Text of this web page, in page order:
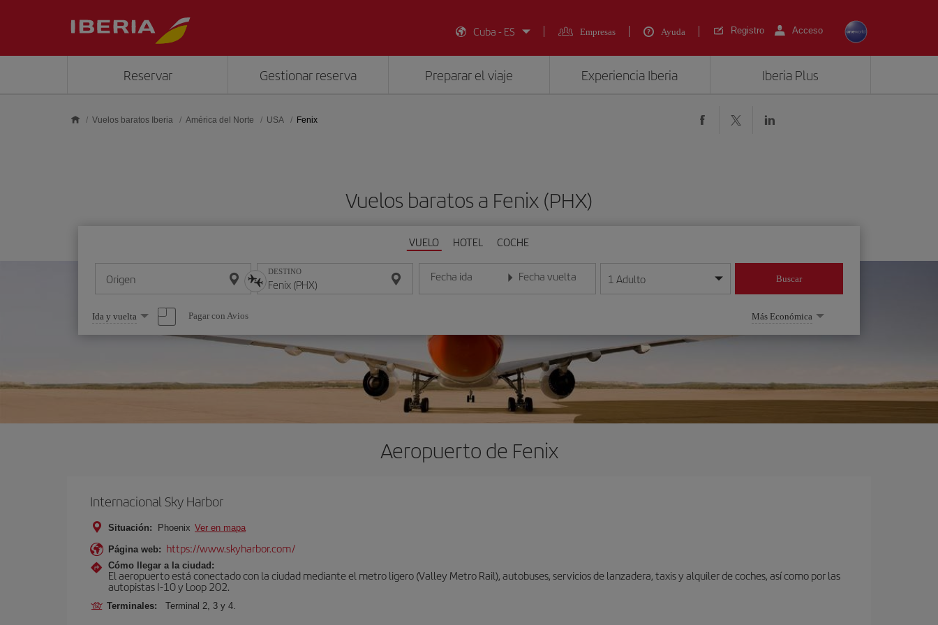
Cuba - ES
Empresas Ayuda Registro Acceso
Reservar Gestionar reserva Preparar el viaje Experiencia Iberia Iberia Plus
Vuelos baratos Iberia América del Norte USA Fenix
Vuelos baratos a Fenix (PHX)
VUELO HOTEL COCHE
Origen DESTINO Fecha ida
Introduce la fecha en formato día/mes/año
Fecha vuelta
Introduce la fecha en formato día/mes/año
1 Adulto Buscar
Seleccione
una
opción
Ida y vuelta Pagar con Avios Más Económica
Aeropuerto de Fenix
Internacional Sky Harbor
Situación: Phoenix Ver en mapa
Página web: https://www.skyharbor.com/
Cómo llegar a la ciudad:
El aeropuerto está conectado con la ciudad mediante el metro ligero (Valley Metro Rail), autobuses, servicios de lanzadera, taxis y alquiler de coches, así como por las
autopistas I-10 y Loop 202.
Terminales: Terminal 2, 3 y 4.